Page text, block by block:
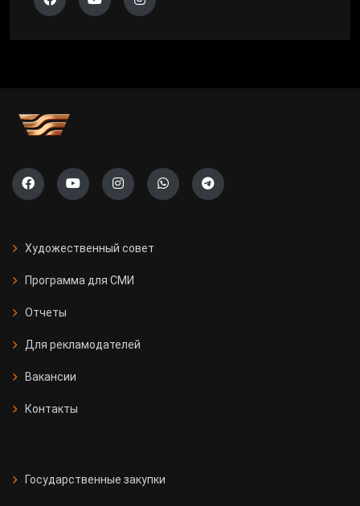
Художественный совет
Программа для СМИ
Отчеты
Для рекламодателей
Вакансии
Контакты
Государственные закупки